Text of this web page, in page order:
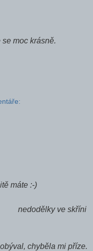
moc krásně.
máte :-)
skříni
chyběla mi příze.